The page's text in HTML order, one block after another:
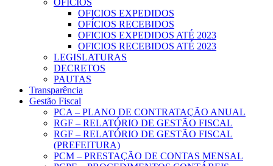
OFICIOS
OFICIOS EXPEDIDOS
OFÍCIOS RECEBIDOS
OFICIOS EXPEDIDOS ATÉ 2023
OFICIOS RECEBIDOS ATÉ 2023
LEGISLATURAS
DECRETOS
PAUTAS
Transparência
Gestão Fiscal
PCA – PLANO DE CONTRATAÇÃO ANUAL
RGF – RELATÓRIO DE GESTÃO FISCAL
RGF – RELATÓRIO DE GESTÃO FISCAL
(PREFEITURA)
PCM – PRESTAÇÃO DE CONTAS MENSAL